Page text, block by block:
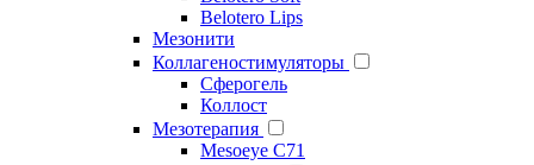
Belotero Lips
Мезонити
Коллагеностимуляторы
Сферогель
Коллост
Мезотерапия
Mesoeye C71